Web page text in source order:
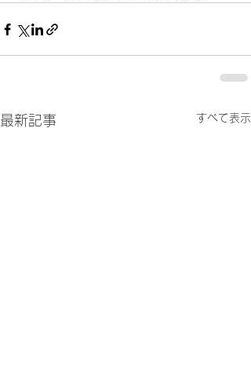
最新記事 すべて表示